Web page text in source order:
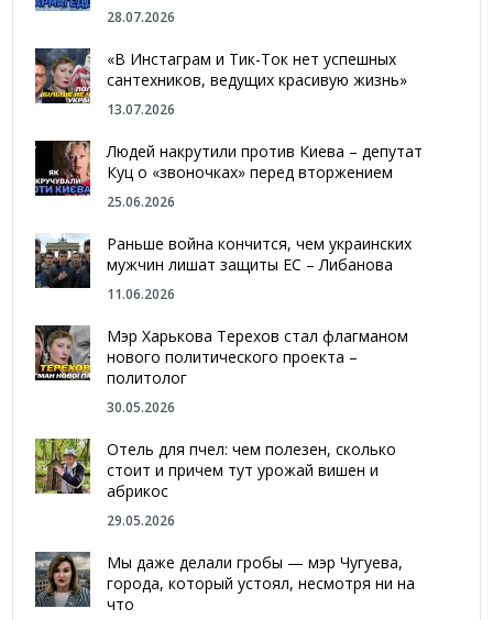
28.07.2026
«В Инстаграм и Тик-Ток нет успешных
сантехников, ведущих красивую жизнь»
13.07.2026
Людей накрутили против Киева – депутат
Куц о «звоночках» перед вторжением
25.06.2026
Раньше война кончится, чем украинских
мужчин лишат защиты ЕС – Либанова
11.06.2026
Мэр Харькова Терехов стал флагманом
нового политического проекта –
политолог
30.05.2026
Отель для пчел: чем полезен, сколько
стоит и причем тут урожай вишен и
абрикос
29.05.2026
Мы даже делали гробы — мэр Чугуева,
города, который устоял, несмотря ни на
что